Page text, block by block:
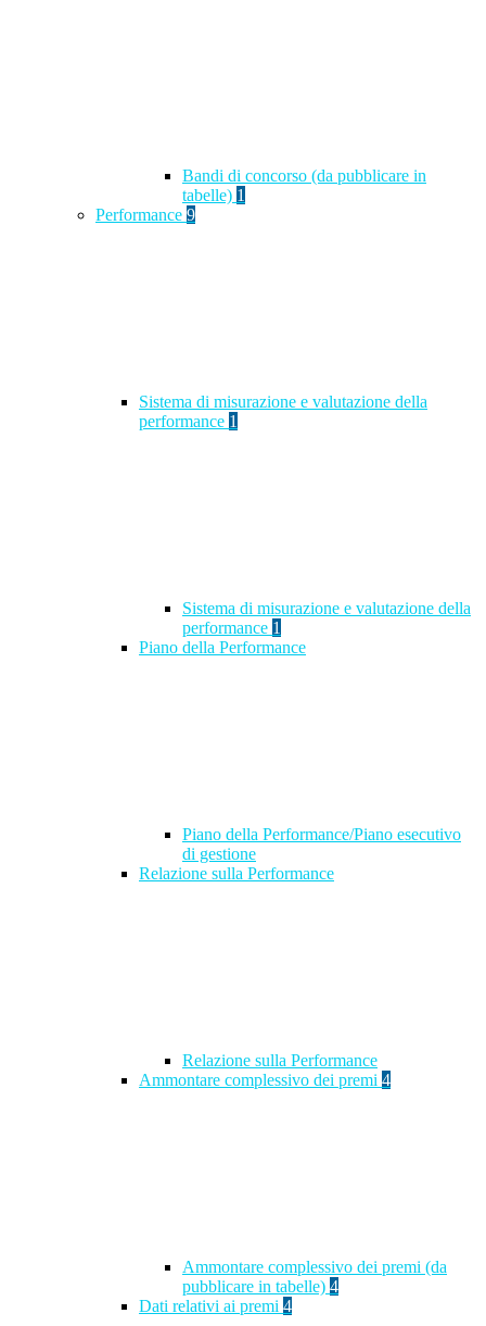
Bandi di concorso (da pubblicare in
tabelle) 1
Performance 9
Sistema di misurazione e valutazione della
performance 1
Sistema di misurazione e valutazione della
performance 1
Piano della Performance
Piano della Performance/Piano esecutivo
di gestione
Relazione sulla Performance
Relazione sulla Performance
Ammontare complessivo dei premi 4
Ammontare complessivo dei premi (da
pubblicare in tabelle) 4
Dati relativi ai premi 4